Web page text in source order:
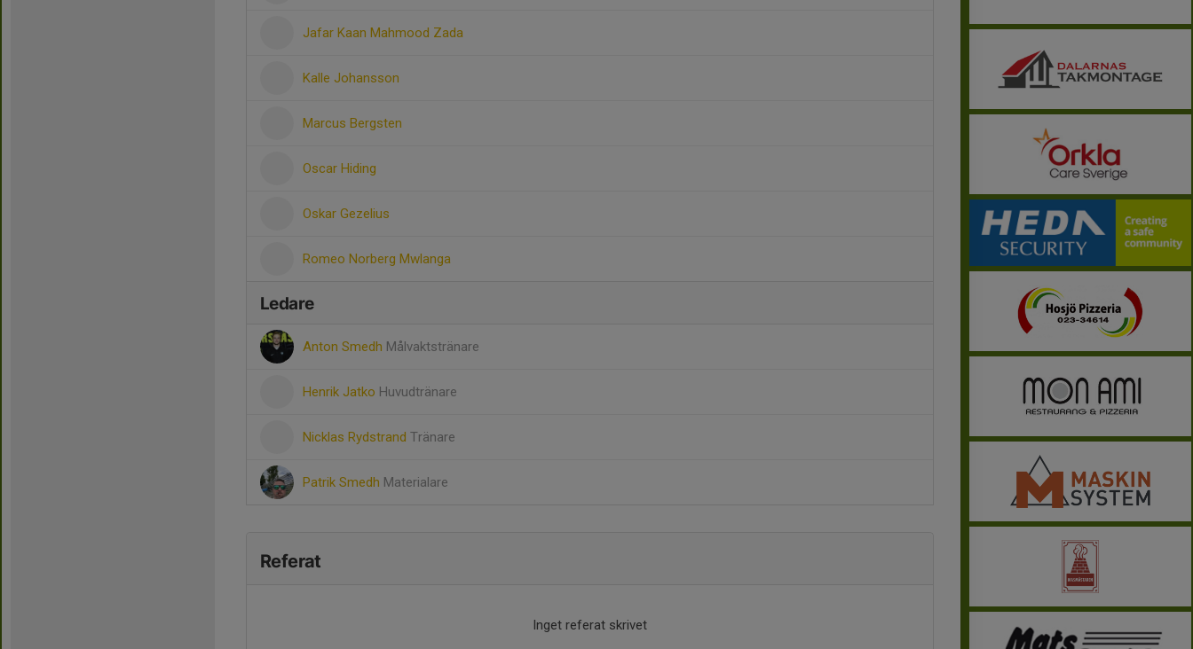
Jafar Kaan Mahmood Zada
Kalle Johansson
Marcus Bergsten
Oscar Hiding
Oskar Gezelius
Romeo Norberg Mwlanga
Ledare
Anton Smedh Målvaktstränare
Henrik Jatko Huvudtränare
Nicklas Rydstrand Tränare
Patrik Smedh Materialare
Referat
Inget referat skrivet